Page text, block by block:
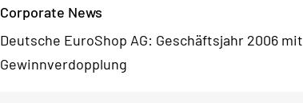
Corporate News
Deutsche EuroShop AG: Geschäftsjahr 2006 mit
Gewinnverdopplung